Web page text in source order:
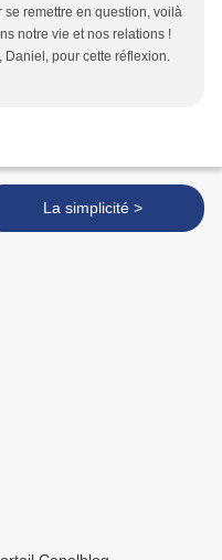
remettre en question, voilà
notre vie et nos relations !
Daniel, pour cette réflexion.
La simplicité >